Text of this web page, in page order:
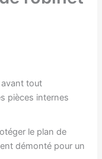
tout
pièces internes
le plan de
démonté pour un